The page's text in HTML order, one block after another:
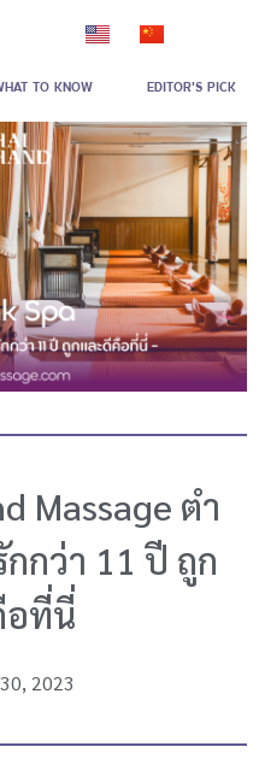
TO KNOW EDITOR'S PICK
Massage ตำ
กว่า 11 ปี ถูก
อที่นี่
2023